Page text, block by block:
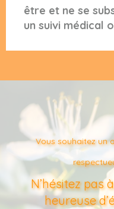
être et ne se
un suivi médical
Vous souhaitez un
N’hésitez pas
heureuse